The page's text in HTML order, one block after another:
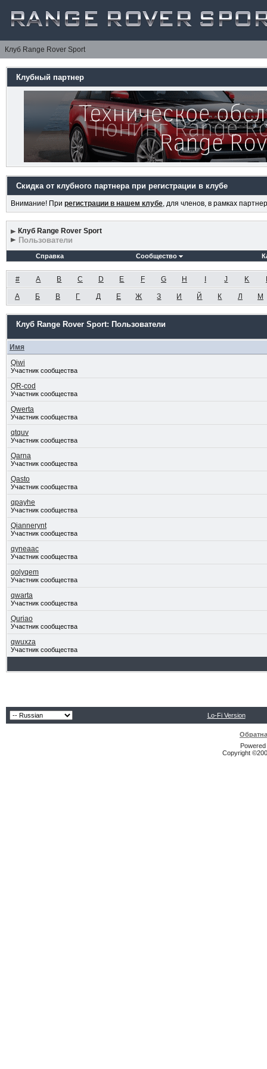
Клуб Range Rover Sport
Клубный партнер
Скидка от клубного партнера при регистрации в клубе
Внимание! При регистрации в нашем клубе, для членов, в рамках
Клуб Range Rover Sport
Пользователи
Справка Сообщество
# A B C D E F G H J K
А Б В Г Д Е Ж З И Й К Л М
Клуб Range Rover Sport: Пользователи
Имя
Qiwi
Участник сообщества
QR-cod
Участник сообщества
Qwerta
Участник сообщества
qtquv
Участник сообщества
Qarna
Участник сообщества
Qasto
Участник сообщества
qpayhe
Участник сообщества
Qiannerynt
Участник сообщества
qyneaac
Участник сообщества
qolyqem
Участник сообщества
qwarta
Участник сообщества
Quriao
Участник сообщества
qwuxza
Участник сообщества
Lo-Fi Version
Copyright